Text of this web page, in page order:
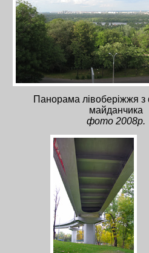
Панорама лівоберіжжя з
майданчика
фото 2008р.